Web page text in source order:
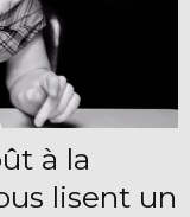
à la
lisent un